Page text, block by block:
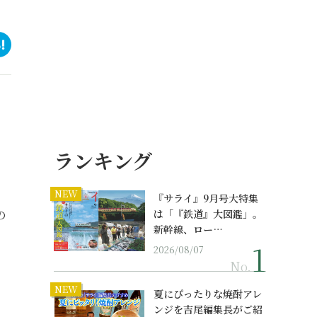
ランキング
NEW
『サライ』9月号大特集
は「『鉄道』大図鑑」。
新幹線、ロー…
2026/08/07
No.
NEW
夏にぴったりな焼酎アレ
ンジを吉尾編集長がご紹